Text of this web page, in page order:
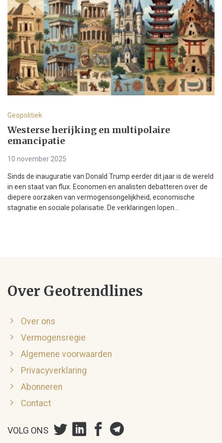
Geopolitiek
Westerse herijking en multipolaire
emancipatie
10 november 2025
Sinds de inauguratie van Donald Trump eerder dit jaar is de wereld
in een staat van flux. Economen en analisten debatteren over de
diepere oorzaken van vermogensongelijkheid, economische
stagnatie en sociale polarisatie. De verklaringen lopen...
Over Geotrendlines
Over ons
Vermogensregie
Algemene voorwaarden
Privacyverklaring
Abonneren
Contact
VOLG ONS